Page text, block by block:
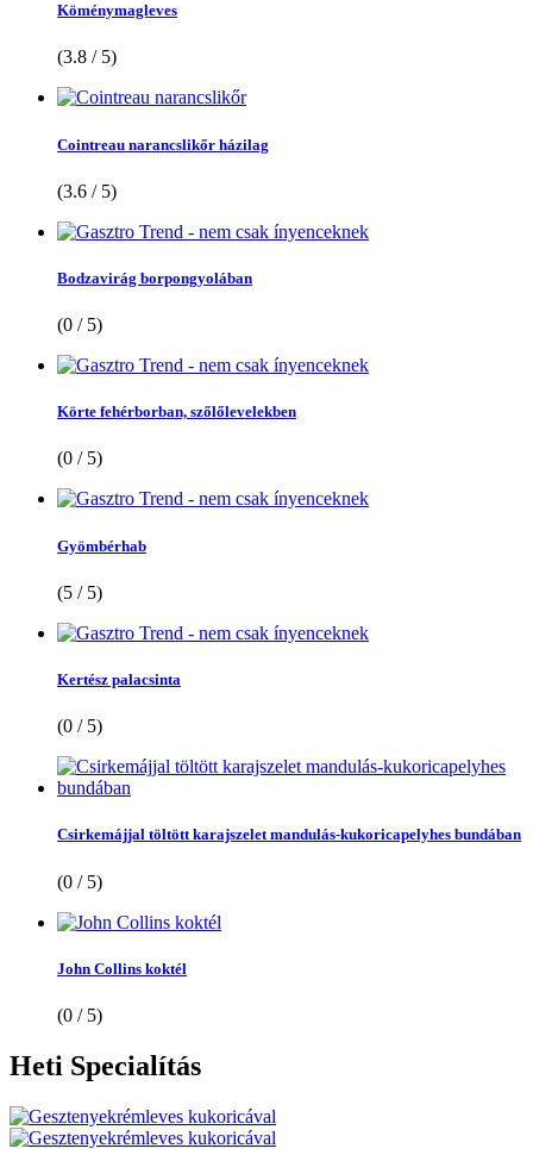
Köménymagleves
(3.8 / 5)
Cointreau narancslikőr házilag
(3.6 / 5)
Bodzavirág borpongyolában
(0 / 5)
Körte fehérborban, szőlőlevelekben
(0 / 5)
Gyömbérhab
(5 / 5)
Kertész palacsinta
(0 / 5)
Csirkemájjal töltött karajszelet mandulás-kukoricapelyhes bundában
(0 / 5)
John Collins koktél
(0 / 5)
Heti Specialítás